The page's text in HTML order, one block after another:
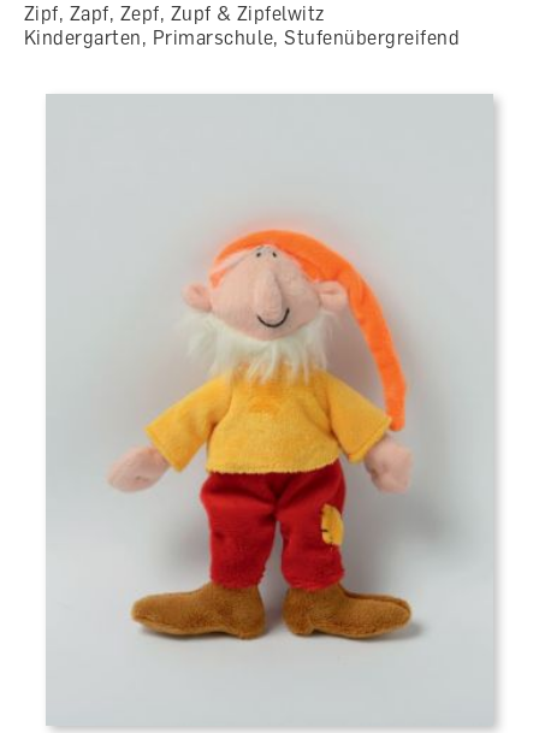
Zipf, Zapf, Zepf, Zupf & Zipfelwitz
Kindergarten, Primarschule, Stufenübergreifend